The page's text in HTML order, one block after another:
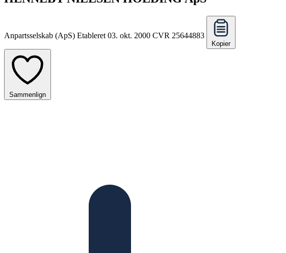
Anpartsselskab (ApS) Etableret 03. okt. 2000 CVR 25644883
Kopier
Sammenlign